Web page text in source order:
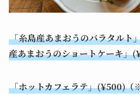
「糸島産あまおうのバラタルト
産あまおうのショートケーキ」
「ホットカフェラテ」(¥500)（